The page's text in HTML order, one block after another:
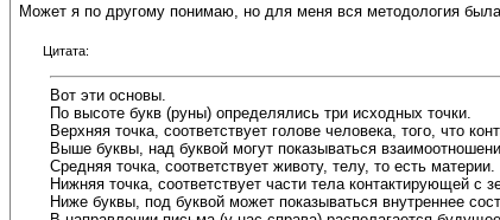
Может я по другому понимаю, но для меня вся методология
Цитата:
Вот эти основы.
По высоте букв (руны) определялись три исходных точки.
Верхняя точка, соответствует голове человека, того, что
Выше буквы, над буквой могут показываться
Средняя точка, соответствует животу, телу, то есть материи.
Нижняя точка, соответствует части тела контактирующей с
Ниже буквы, под буквой может показываться внутреннее